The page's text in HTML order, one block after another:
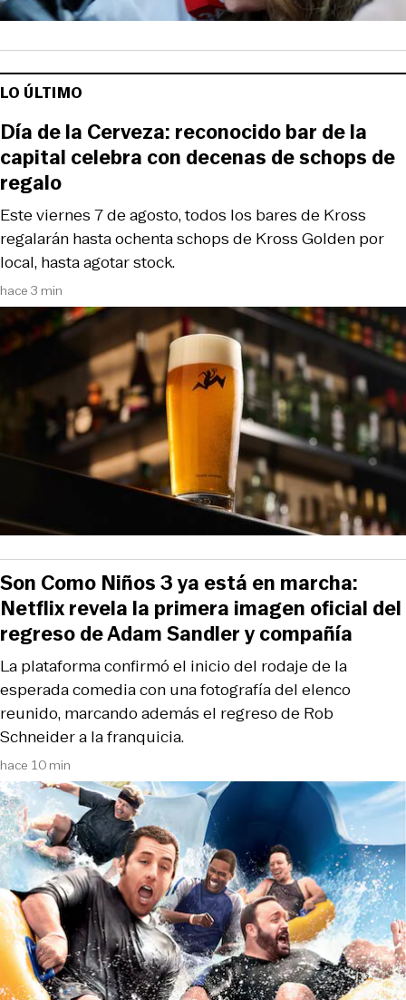
LO ÚLTIMO
hace 3 min
Este viernes 7 de agosto, todos los bares de Kross
regalarán hasta ochenta schops de Kross Golden por
local, hasta agotar stock.
Día de la Cerveza: reconocido bar de la
capital celebra con decenas de schops de
regalo
hace 10 min
La plataforma confirmó el inicio del rodaje de la
esperada comedia con una fotografía del elenco
reunido, marcando además el regreso de Rob
Schneider a la franquicia.
Son Como Niños 3 ya está en marcha:
Netflix revela la primera imagen oficial del
regreso de Adam Sandler y compañía